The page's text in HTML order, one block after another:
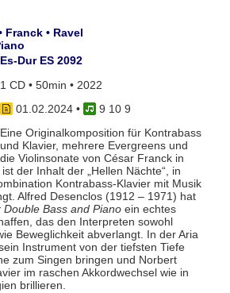
Franck • Ravel
Es-Dur ES 2092
1 CD • 50min • 2022
01.02.2024•
9 10 9
Eine Originalkomposition für Kontrabass
und Klavier, mehrere Evergreens und
die Violinsonate von César Franck in
der Inhalt der „Hellen Nächte“, in
Kontrabass-Klavier mit Musik
Alfred Desenclos (1912 – 1971) hat
Bass and Pianoein echtes
das den Interpreten sowohl
Beweglichkeit abverlangt. In der Aria
Instrument von der tiefsten Tiefe
zum Singen bringen und Norbert
im raschen Akkordwechsel wie in
brillieren.